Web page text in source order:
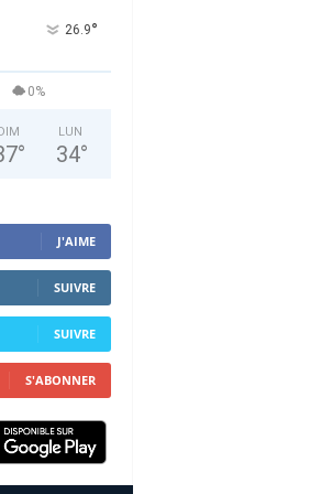
26.9°
0%
°
LUN
34°
J'AIME
SUIVRE
SUIVRE
S'ABONNER